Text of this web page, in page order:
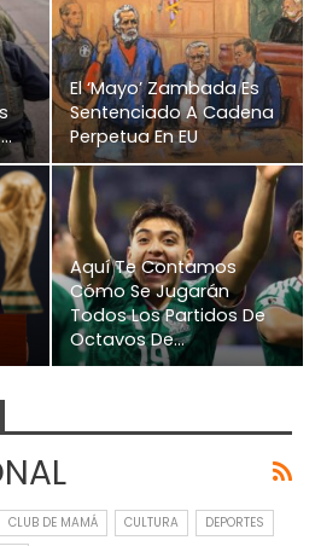
El ‘Mayo’ Zambada Es
Sentenciado A Cadena
Perpetua En EU
Aquí Te Contamos
Cómo Se Jugarán
Todos Los Partidos De
Octavos De…
CLUB DE MAMÁ CULTURA
DEPORTES